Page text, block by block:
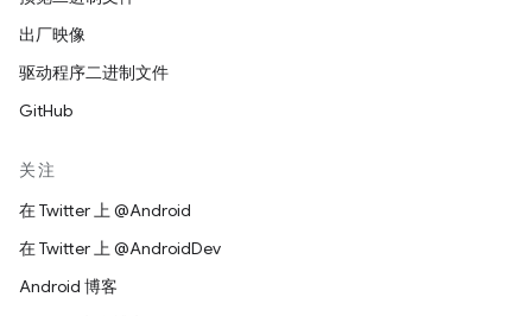
出厂映像
驱动程序二进制文件
GitHub
关注
在 Twitter 上 @Android
在 Twitter 上 @AndroidDev
Android 博客